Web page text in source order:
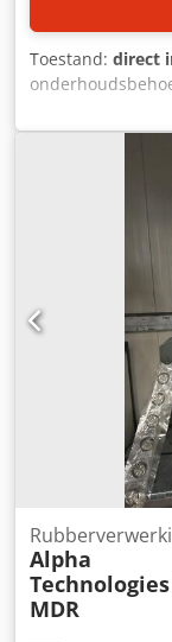
Toestand: direct
elastomeren is
verticale pers,
hydrauliekolie-
250bar,
L/D-verhouding:
260mm,
17.500kg,
de hydraulische
aanwezig.
Alpha
Technologies
MDR